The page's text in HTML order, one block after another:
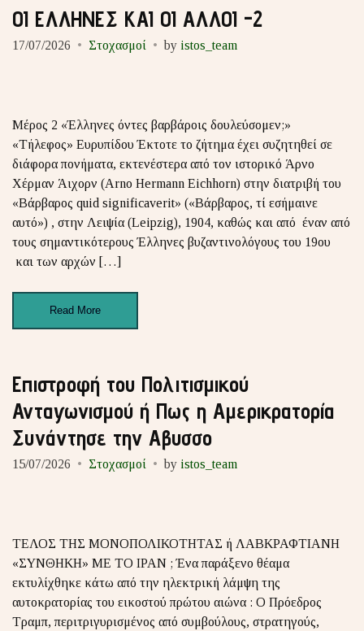
ΟΙ ΕΛΛΗΝΕΣ ΚΑΙ ΟΙ ΑΛΛΟΙ -2
17/07/2026 Στοχασμοί by istos_team
Μέρος 2 «Έλληνες όντες βαρβάροις δουλεύσομεν;»
«Τήλεφος» Ευρυπίδου Έκτοτε το ζήτημα έχει συζητηθεί σε
διάφορα πονήματα, εκτενέστερα από τον ιστορικό Άρνο
Χέρμαν Άιχορν (Arno Hermann Eichhorn) στην διατριβή του
«Βάρβαρος quid significaverit» («Βάρβαρος, τί εσήμαινε
αυτό») , στην Λειψία (Leipzig), 1904, καθώς και από έναν από
τους σημαντικότερους Έλληνες βυζαντινολόγους του 19ου
και των αρχών […]
Read More
Επιστροφή του Πολιτισμικού
Ανταγωνισμού ή Πως η Αμερικρατορία
Συνάντησε την Αβυσσο
15/07/2026 Στοχασμοί by istos_team
ΤΕΛΟΣ ΤΗΣ ΜΟΝΟΠΟΛΙΚΟΤΗΤΑΣ ή ΛΑΒΚΡΑΦΤΙΑΝΗ
«ΣΥΝΘΗΚΗ» ΜΕ ΤΟ ΙΡΑΝ ; Ένα παράξενο θέαμα
εκτυλίχθηκε κάτω από την ηλεκτρική λάμψη της
αυτοκρατορίας του εικοστού πρώτου αιώνα : Ο Πρόεδρος
Τραμπ, περιτριγυρισμένος από συμβούλους, στρατηγούς,